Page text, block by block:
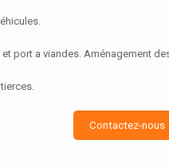
port a viandes. Aménagement